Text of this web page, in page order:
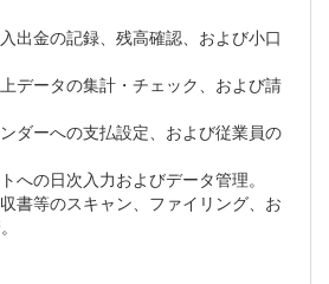
出金の記録、残高確認、および小口
データの集計・チェック、および請
ダーへの支払設定、および従業員の
への日次入力およびデータ管理。
書等のスキャン、ファイリング、お